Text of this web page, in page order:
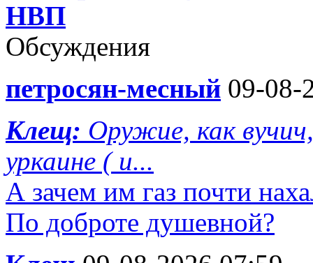
НВП
Обсуждения
петросян-месный 09-08-
Клещ: Оружие, как
уркаине ( и...
А зачем им газ почти
По доброте душевной?